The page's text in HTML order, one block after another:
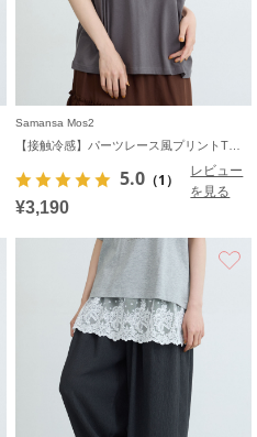
Samansa Mos2
5.0 （1）
レビュー
を見る
¥3,190